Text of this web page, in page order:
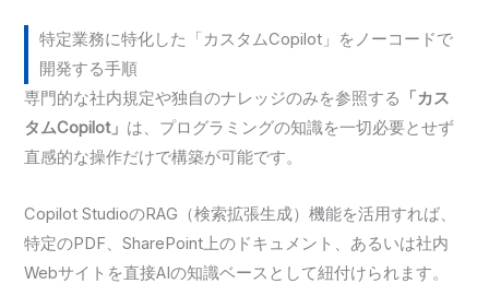
特定業務に特化した「カスタムCopilot」をノーコードで
開発する手順
専門的な社内規定や独自のナレッジのみを参照する
「カス
タムCopilot」 は、プログラミングの知識を一切必要とせず
直感的な操作だけで構築が可能です。
Copilot StudioのRAG（検索拡張生成）機能を活用すれば、
特定のPDF、SharePoint上のドキュメント、あるいは社内
Webサイトを直接AIの知識ベースとして紐付けられます。